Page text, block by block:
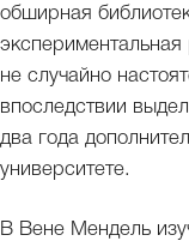
обширная
экспериментальная
не случайно
впоследствии
два года
университете.
В Вене Мендель